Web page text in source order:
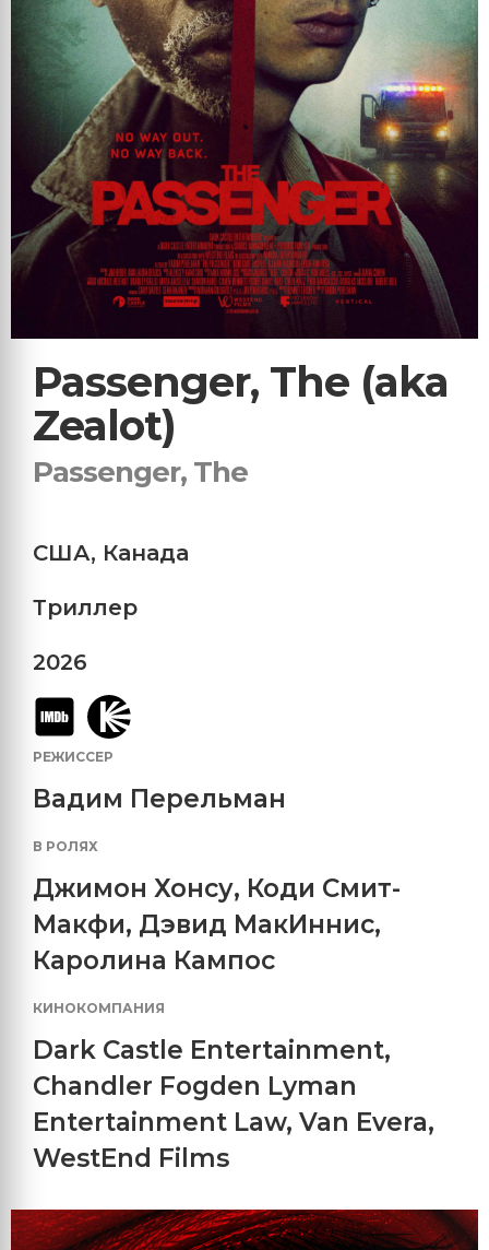
Passenger, The (aka
Zealot)
Passenger, The
США, Канада
Триллер
2026
РЕЖИССЕР
Вадим Перельман
В РОЛЯХ
Джимон Хонсу, Коди Смит-
Макфи, Дэвид МакИннис,
Каролина Кампос
КИНОКОМПАНИЯ
Dark Castle Entertainment,
Chandler Fogden Lyman
Entertainment Law, Van Evera,
WestEnd Films